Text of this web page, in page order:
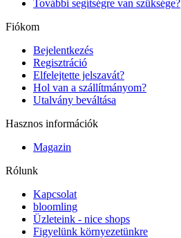
További segítségre van szüksége?
Fiókom
Bejelentkezés
Regisztráció
Elfelejtette jelszavát?
Hol van a szállítmányom?
Utalvány beváltása
Hasznos információk
Magazin
Rólunk
Kapcsolat
bloomling
Üzleteink - nice shops
Figyelünk környezetünkre